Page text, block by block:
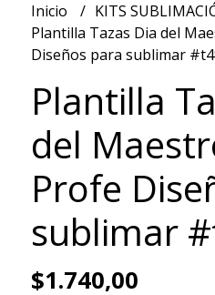
Inicio KITS
Plantilla Tazas Dia del
Diseños para sublimar
Plantilla
del
Profe
sublimar
$1.740,00